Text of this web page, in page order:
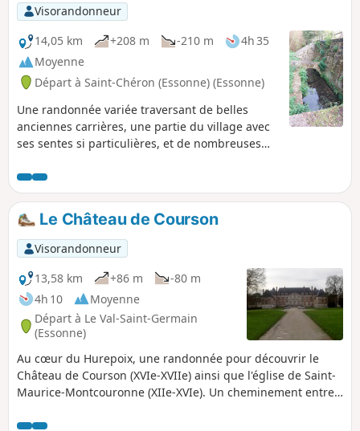
Visorandonneur
14,05 km
+208 m -210 m
4h 35
Moyenne
Départ à Saint-Chéron (Essonne) (Essonne)
Une randonnée variée traversant de belles
anciennes carrières, une partie du village avec
ses sentes si particulières, et de nombreuses
Le Château de Courson
Visorandonneur
13,58 km
+86 m
-80 m
4h 10
Moyenne
Départ à Le Val-Saint-Germain
(Essonne)
Au cœur du Hurepoix, une randonnée pour découvrir le
Château de Courson (XVIe-XVIIe) ainsi que l'église de Saint-
Maurice-Montcouronne (XIIe-XVIe). Un cheminement entre